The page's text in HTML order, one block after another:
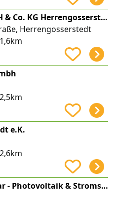
Elektro GmbH & Co. KG Herrengosserstedt
Herrengosserstedt
e.K.
enerix Weimar - Photovoltaik & Stromspeicher